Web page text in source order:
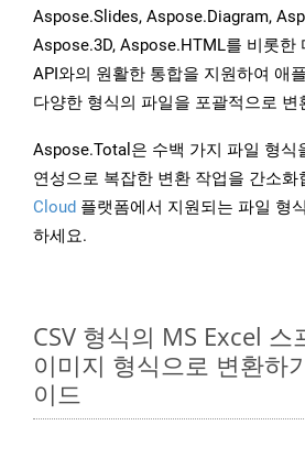
Aspose.Slides, Aspose.Diagram,
Aspose.3D, Aspose.HTML를 비롯한
API와의 원활한 통합을 지원하여 애
다양한 형식의 파일을 포괄적으로 변
Aspose.Total은 수백 가지 파일 형식
연성으로 복잡한 변환 작업을 간소화
Cloud 플랫폼에서 지원되는 파일 형
하세요.
CSV 형식의 MS Excel 스
이미지 형식으로 변환하
이드